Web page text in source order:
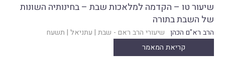
שיעור טו – הקדמה למלאכות שבת – בחינותיה השונות
של השבת בתורה
הרב רא"ם הכהן שיעורי הרב ראם - שבת | עתניאל | תשעח
קריאת המאמר